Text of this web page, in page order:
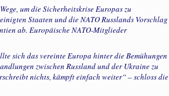
um die Sicherheitskrise Europas zu
Staaten und die NATO Russlands Vorschlag
ab. Europäische NATO-Mitglieder
sich das vereinte Europa hinter die Bemühungen
zwischen Russland und der Ukraine zu
nichts, kämpft einfach weiter“ – schloss die